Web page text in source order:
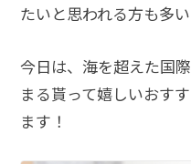
たいと思われる方も多
今日は、海を超えた国
まる貰って嬉しいおす
ます！